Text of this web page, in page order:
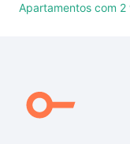
comodidades,
Qual o preço de
venda em Vila
Apartamentos com 2